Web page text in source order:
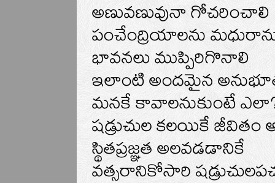
అణువణువునా గోచరించాలి
పంచేంద్రియాలను
భావనలు ముప్పిరిగొనాలి
ఇలాంటి అందమైన
మనకే కావాలనుకుంటే
షడ్రుచుల కలయికే జీవితం
స్థితప్రజ్ఞత అలవడడానికే
వత్సరానికోసారి